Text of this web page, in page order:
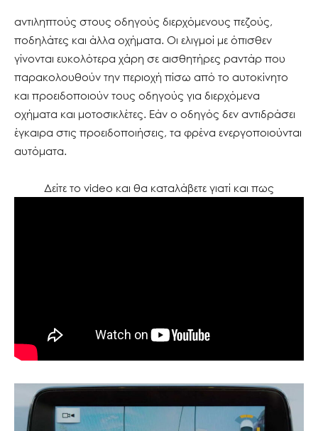
αντιληπτούς στους οδηγούς διερχόμενους πεζούς,
ποδηλάτες και άλλα οχήματα. Οι ελιγμοί με όπισθεν
γίνονται ευκολότερα χάρη σε αισθητήρες ραντάρ που
παρακολουθούν την περιοχή πίσω από το αυτοκίνητο
και προειδοποιούν τους οδηγούς για διερχόμενα
οχήματα και μοτοσικλέτες. Εάν ο οδηγός δεν αντιδράσει
έγκαιρα στις προειδοποιήσεις, τα φρένα ενεργοποιούνται
αυτόματα.
Δείτε το video και θα καταλάβετε γιατί και πως